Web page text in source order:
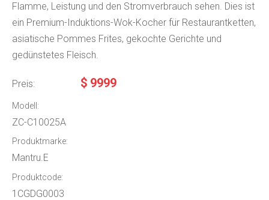
Flamme, Leistung und den Stromverbrauch sehen. Dies ist
ein Premium-Induktions-Wok-Kocher für Restaurantketten,
asiatische Pommes Frites, gekochte Gerichte und
gedünstetes Fleisch.
Preis: $ 9999
Modell:
ZC-C10025A
Produktmarke:
Mantru.E
Produktcode:
1CGDG0003